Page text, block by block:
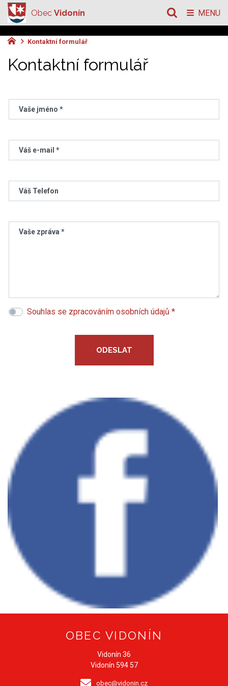
Kontaktní formulář
Kontaktní formulář
Vaše jméno *
Váš e-mail *
Váš Telefon
Vaše zpráva *
Souhlas se zpracováním osobních údajů *
OBEC VIDONÍN
Vidonín 36
Vidonín 594 57
obec@vidonin.cz
Obec Vidonín MENU